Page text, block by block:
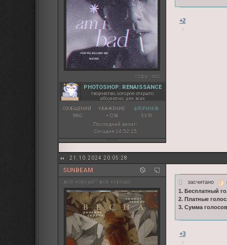
copy: эос
PHOTOSHOP: RENAISSANCE
творчество, которое открыто
абсолютно для всех
СООБЩЕНИЙ:
5902
УВАЖЕНИЕ:
+7256
ФЛОРИНОВ:
5 370
Последний визит:
Сегодня 14:52:15
+2
21.10.2024 20:05:28
SUNBEAM
всё хорошо? всё хорошо. засчитано
1. Бесплатный
2. Платные
3. Сумма
+3